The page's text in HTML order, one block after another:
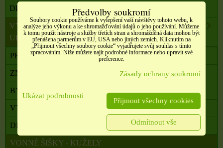
DRAHÉ A LÉČIVÉ KAMENY
VYKUŘOVADLA, VONNÉ TYČINKY A ŠIŠKY,
UHLÍKY
PRYSKYŘICE
ZNAMENÍ ZVĚROKRUHU
BYLINY A VYKUŘOVACÍ SVAZKY
VYKUŘOVACÍ SMĚSI
DŘEVA
VONNÉ ŠIŠKY - KUŽELY
Předvolby soukromí
Soubory cookie používáme k vylepšení vaší návštěvy tohoto webu, k
analýze jeho výkonu a ke shromažďování údajů o jeho používání. Můžeme
k tomu použít nástroje a služby třetích stran a shromážděná data mohou být
přenášena partnerům v EU, USA nebo jiných zemích. Kliknutím na
„Přijmout všechny soubory cookie“ vyjadřujete svůj souhlas s tímto
zpracováním. Níže můžete najít podrobné informace nebo upravit své
preference.
Zásady ochrany soukromí
Ukázat podrobnosti
Přijmout všechny cookies
Odmítnout vše